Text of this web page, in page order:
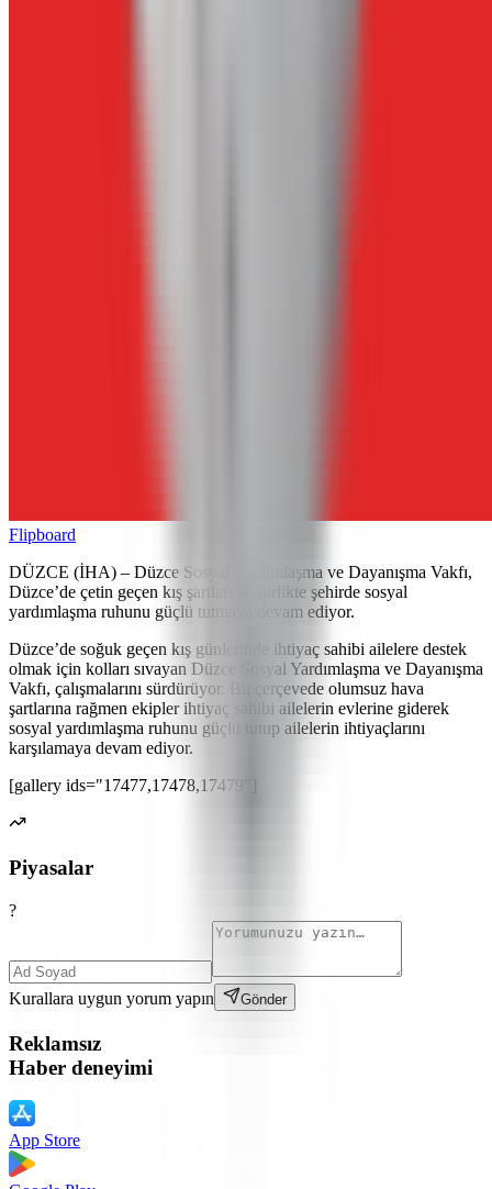
Flipboard
DÜZCE (İHA) – Düzce Sosyal Yardımlaşma ve Dayanışma Vakfı,
Düzce’de çetin geçen kış şartları ile birlikte şehirde sosyal
yardımlaşma ruhunu güçlü tutmaya devam ediyor.
Düzce’de soğuk geçen kış günlerinde ihtiyaç sahibi ailelere destek
olmak için kolları sıvayan Düzce Sosyal Yardımlaşma ve Dayanışma
Vakfı, çalışmalarını sürdürüyor. Bu çerçevede olumsuz hava
şartlarına rağmen ekipler ihtiyaç sahibi ailelerin evlerine giderek
sosyal yardımlaşma ruhunu güçlü tutup ailelerin ihtiyaçlarını
karşılamaya devam ediyor.
[gallery ids="17477,17478,17479"]
Piyasalar
?
Kurallara uygun yorum yapın Gönder
Reklamsız
Haber deneyimi
App Store